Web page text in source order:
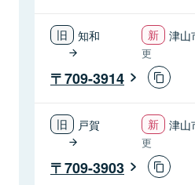
知和 津山
更
709-3914
戸賀 津山
更
709-3903